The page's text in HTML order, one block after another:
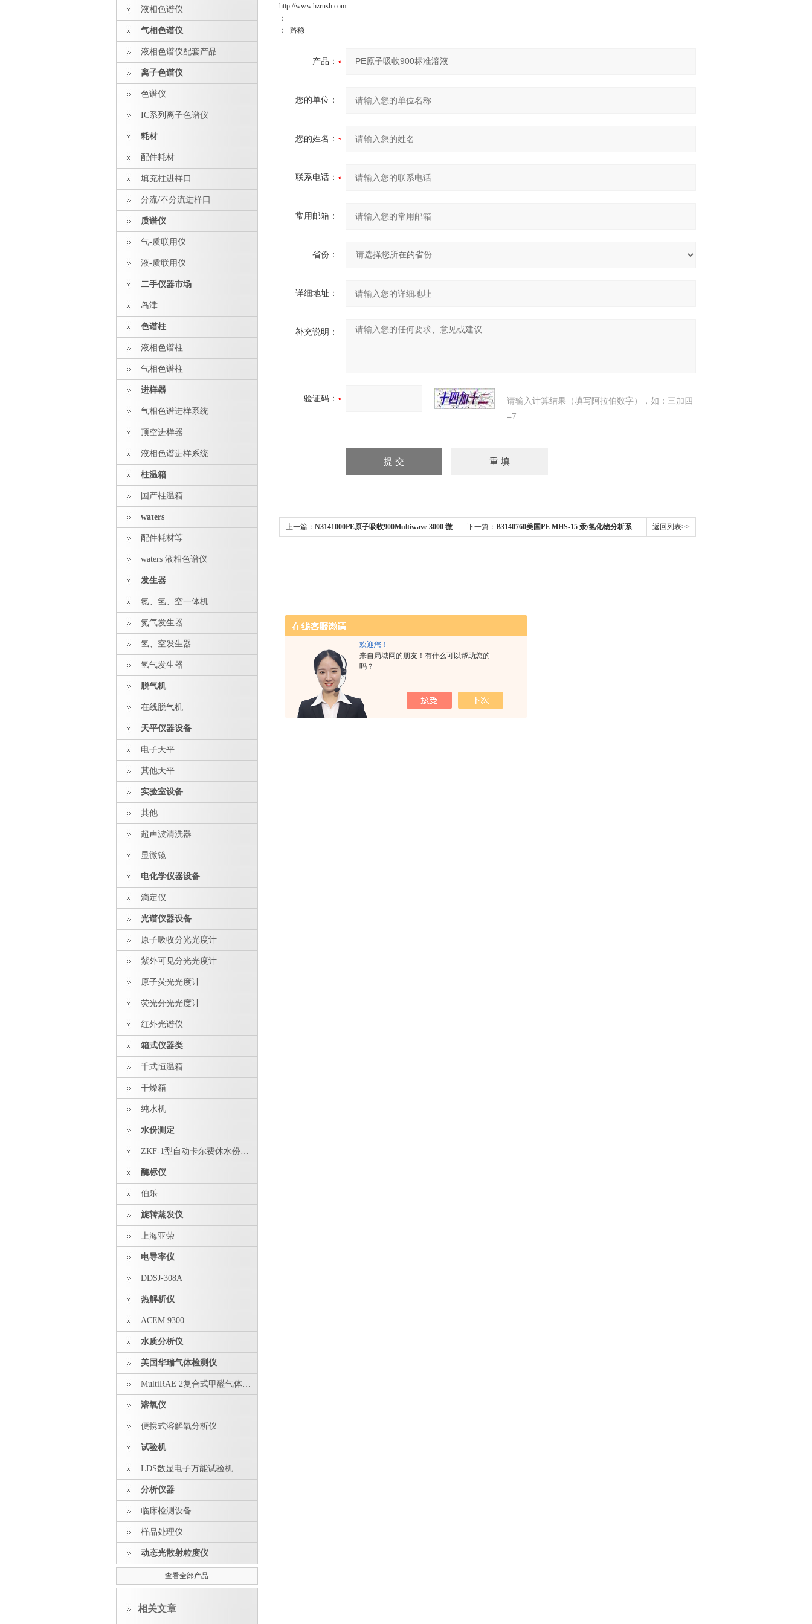
欢迎您！
来自局域网的朋友！有什么可以帮助您的
吗？
液相色谱仪
气相色谱仪
液相色谱仪配套产品
离子色谱仪
色谱仪
IC系列离子色谱仪
耗材
配件耗材
填充柱进样口
分流/不分流进样口
质谱仪
气-质联用仪
液-质联用仪
二手仪器市场
岛津
色谱柱
液相色谱柱
气相色谱柱
进样器
气相色谱进样系统
顶空进样器
液相色谱进样系统
柱温箱
国产柱温箱
waters
配件耗材等
waters 液相色谱仪
发生器
氮、氢、空一体机
氮气发生器
氢、空发生器
氢气发生器
脱气机
在线脱气机
天平仪器设备
电子天平
其他天平
实验室设备
其他
超声波清洗器
显微镜
电化学仪器设备
滴定仪
光谱仪器设备
原子吸收分光光度计
紫外可见分光光度计
原子荧光光度计
荧光分光光度计
红外光谱仪
箱式仪器类
千式恒温箱
干燥箱
纯水机
水份测定
ZKF-1型自动卡尔费休水份测定仪
酶标仪
伯乐
旋转蒸发仪
上海亚荣
电导率仪
DDSJ-308A
热解析仪
ACEM 9300
水质分析仪
美国华瑞气体检测仪
MultiRAE 2复合式甲醛气体探测器
溶氧仪
便携式溶解氧分析仪
试验机
LDS数显电子万能试验机
分析仪器
临床检测设备
样品处理仪
动态光散射粒度仪
查看全部产品
相关文章
http://www.hzrush.com
：
： 路稳
产品：
您的单位：
您的姓名：
联系电话：
常用邮箱：
省份：
详细地址：
补充说明：
验证码：
请输入计算结果（填写阿拉伯数字），如：三加四
=7
上一篇： N3141000PE原子吸收900Multiwave 3000 微 下一篇： B3140760美国PE MHS-15 汞/氢化物分析系 返回列表>>